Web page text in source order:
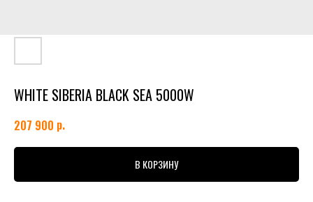
WHITE SIBERIA BLACK SEA 5000W
207 900 р.
В КОРЗИНУ